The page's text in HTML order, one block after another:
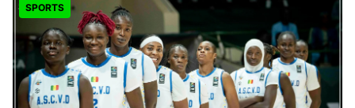
SPORTS